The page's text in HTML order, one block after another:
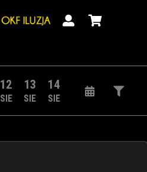
12
SIE
13
SIE
14
SIE